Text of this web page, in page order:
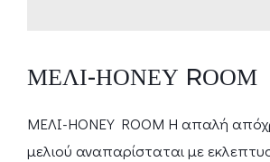
ΜΕΛΙ-ΗΟΝΕΥ RΟΟΜ
ΜΕΛΙ-HONEY ROOM Η απαλή
μελιού αναπαρίσταται με